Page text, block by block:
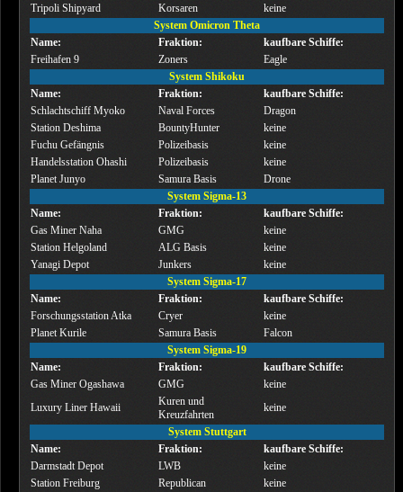
Tripoli Shipyard
Korsaren
keine
System Omicron Theta
Name:
Fraktion:
kaufbare Schiffe:
Freihafen 9
Zoners
Eagle
System Shikoku
Name:
Fraktion:
kaufbare Schiffe:
Schlachtschiff Myoko
Naval Forces
Dragon
Station Deshima
BountyHunter
keine
Fuchu Gefängnis
Polizeibasis
keine
Handelsstation Ohashi
Polizeibasis
keine
Planet Junyo
Samura Basis
Drone
System Sigma-13
Name:
Fraktion:
kaufbare Schiffe:
Gas Miner Naha
GMG
keine
Station Helgoland
ALG Basis
keine
Yanagi Depot
Junkers
keine
System Sigma-17
Name:
Fraktion:
kaufbare Schiffe:
Forschungsstation Atka
Cryer
keine
Planet Kurile
Samura Basis
Falcon
System Sigma-19
Name:
Fraktion:
kaufbare Schiffe:
Gas Miner Ogashawa
GMG
keine
Luxury Liner Hawaii
Kuren und
Kreuzfahrten
keine
System Stuttgart
Name:
Fraktion:
kaufbare Schiffe:
Darmstadt Depot
LWB
keine
Station Freiburg
Republican
keine